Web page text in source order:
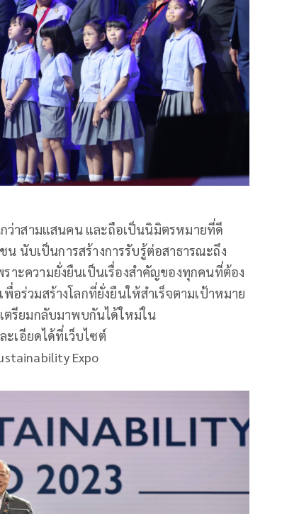
ว่าสามแสนคน และถือเป็นนิมิตรหมายที่ดี
น นับเป็นการสร้างการรับรู้ต่อสาธารณะถึง
าะความยั่งยืนเป็นเรื่องสำคัญของทุกคนที่ต้อง
ร่วมสร้างโลกที่ยั่งยืนให้สำเร็จตามเป้าหมาย
ตรียมกลับมาพบกันได้ใหม่ใน
ะเอียดได้ที่เว็บไซต์
Expo